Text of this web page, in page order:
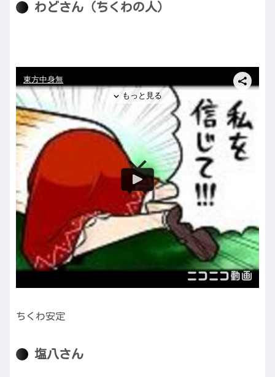
わどさん（ちくわの人）
ちくわ安定
塩八さん